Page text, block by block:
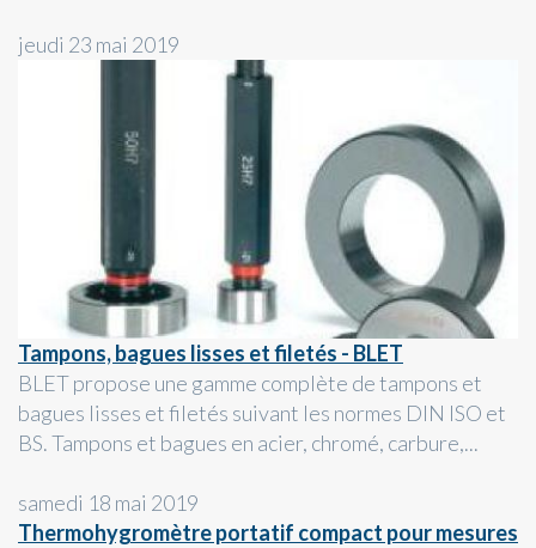
jeudi 23 mai 2019
Tampons, bagues lisses et filetés - BLET
BLET propose une gamme complète de tampons et
bagues lisses et filetés suivant les normes DIN ISO et
BS. Tampons et bagues en acier, chromé, carbure,...
samedi 18 mai 2019
Thermohygromètre portatif compact pour mesures